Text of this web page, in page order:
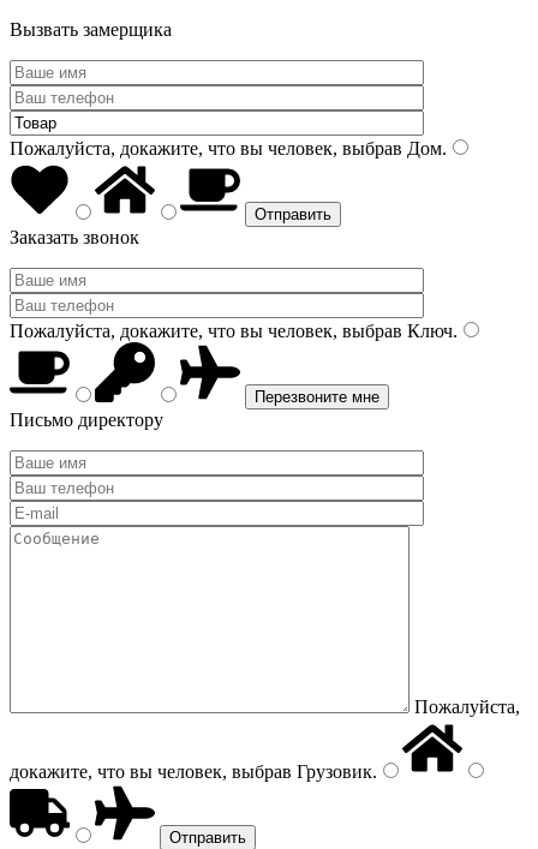
Вызвать замерщика
Пожалуйста, докажите, что вы человек, выбрав Дом.
Заказать звонок
Пожалуйста, докажите, что вы человек, выбрав Ключ.
Письмо директору
Пожалуйста,
докажите, что вы человек, выбрав Грузовик.